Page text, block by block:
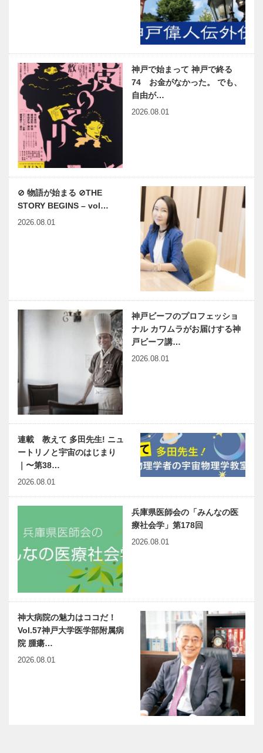
神戸で始まって 神戸で終る
74 お金がなかった。 でも、
自由が…
2026.08.01
⊘ 物語が始まる ⊘THE
STORY BEGINS – vol…
2026.08.01
神戸ビーフのプロフェッショ
ナル カワムラがお届けする神
戸ビーフ講…
2026.08.01
連載 教えて 多田先生! ニュ
ートリノと宇宙のはじまり
｜〜第38…
2026.08.01
兵庫県医師会の「みんなの医
療社会学」第178回
2026.08.01
神大病院の魅力はココだ！
Vol.57神戸大学医学部附属病
院 腫瘍…
2026.08.01